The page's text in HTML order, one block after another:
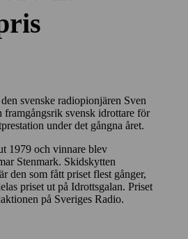
svenske radiopionjären Sven
framgångsrik svensk idrottare för
under det gångna året.
1979 och vinnare blev
Stenmark. Skidskytten
den som fått priset flest gånger,
priset ut på Idrottsgalan. Priset
på Sveriges Radio.